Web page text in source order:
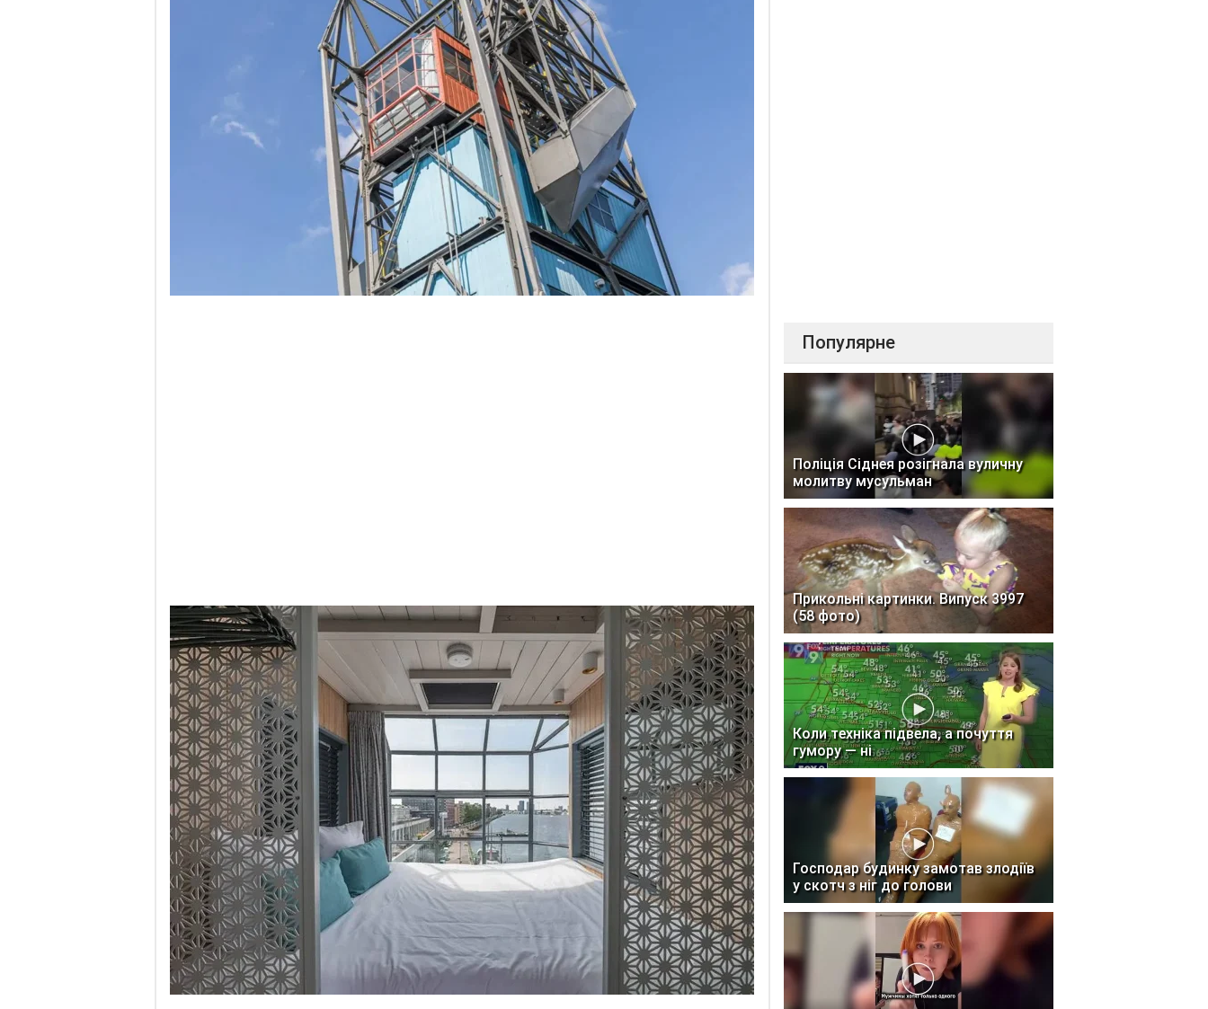
Популярне
Поліція Сіднея розігнала вуличну
молитву мусульман
Прикольні картинки. Випуск 3997
(58 фото)
Коли техніка підвела, а почуття
гумору — ні
Господар будинку замотав злодіїв
у скотч з ніг до голови